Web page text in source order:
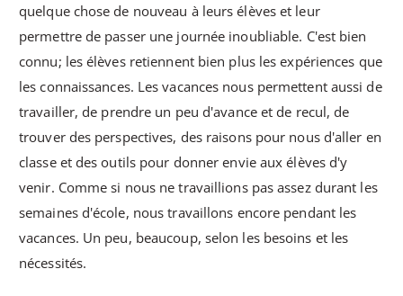
quelque chose de nouveau à leurs élèves et leur
permettre de passer une journée inoubliable. C'est bien
connu; les élèves retiennent bien plus les expériences que
les connaissances. Les vacances nous permettent aussi de
travailler, de prendre un peu d'avance et de recul, de
trouver des perspectives, des raisons pour nous d'aller en
classe et des outils pour donner envie aux élèves d'y
venir. Comme si nous ne travaillions pas assez durant les
semaines d'école, nous travaillons encore pendant les
vacances. Un peu, beaucoup, selon les besoins et les
nécessités.